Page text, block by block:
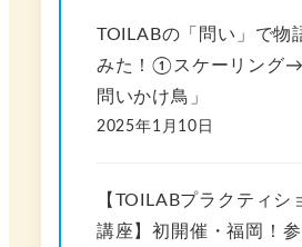
TOILABの「問い」で物
みた！①スケーリング
問いかけ鳥」
2025年1月10日
【TOILABプラクティシ
講座】初開催・福岡！